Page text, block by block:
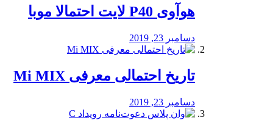
هوآوی P40 لایت احتمالا موبا
دسامبر 23, 2019
تاریخ احتمالی معرفی Mi MIX
دسامبر 23, 2019